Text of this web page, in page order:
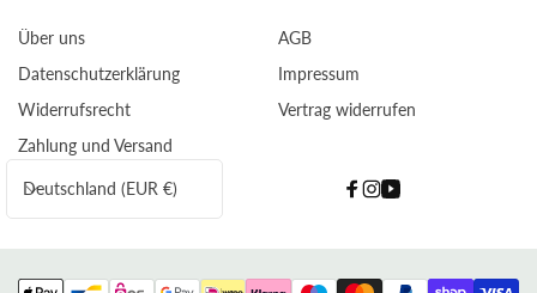
Über uns
AGB
Datenschutzerklärung
Impressum
Widerrufsrecht
Vertrag widerrufen
Zahlung und Versand
L
a
n
d
Deutschland (EUR €)
Facebook
Instagram
YouTube